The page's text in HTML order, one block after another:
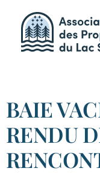
contenu
BAIE
RENDU